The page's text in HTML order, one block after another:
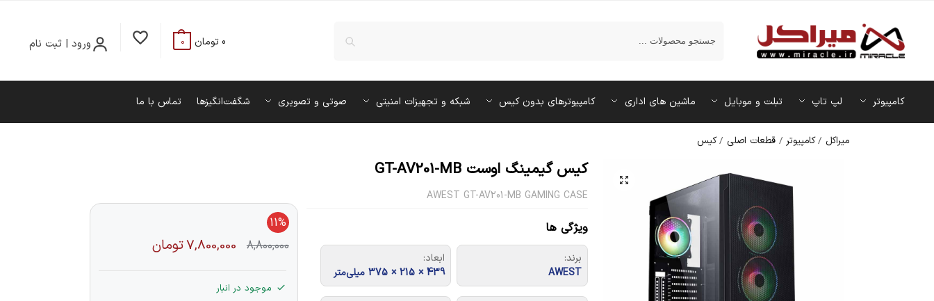
ورود | ثبت نام 0 تومان 0
کامپیوتر لپ تاپ تبلت و موبایل ماشین‌ های اداری کامپیوترهای بدون کیس شبکه و تجهیزات امنیتی صوتی و تصویری شگفت‌انگیزها تماس با ما
میراکل /کامپیوتر /قطعات اصلی /کیس
کیس گیمینگ اوست GT-AV201-MB
AWEST GT-AV201-MB GAMING CASE
ویژگی ها
برند:
AWEST
ابعاد:
439 × 215 × 375 میلی‌متر
11%
8,800,000
7,800,000تومان
موجود در انبار